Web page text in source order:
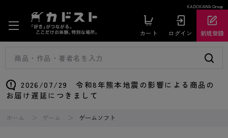
KADOKAWA Group
カート ログイン 新規登録
2026/07/29 令和8年熊本地震の影響による商品の
お届け遅延につきまして
ホーム ゲーム ゲームソフト